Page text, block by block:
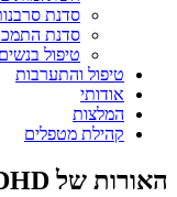
סדנת
סדנת
טיפול
טיפול והתערבות
אודותי
המלצות
קהילת מטפלים
האורות של ADHD